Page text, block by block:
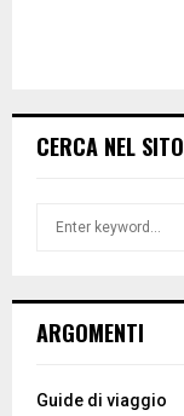
CERCA NEL SITO
h
o
ARGOMENTI
Guide di viaggio